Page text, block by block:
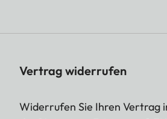
Vertrag widerrufen
Widerrufen Sie Ihren Vertrag